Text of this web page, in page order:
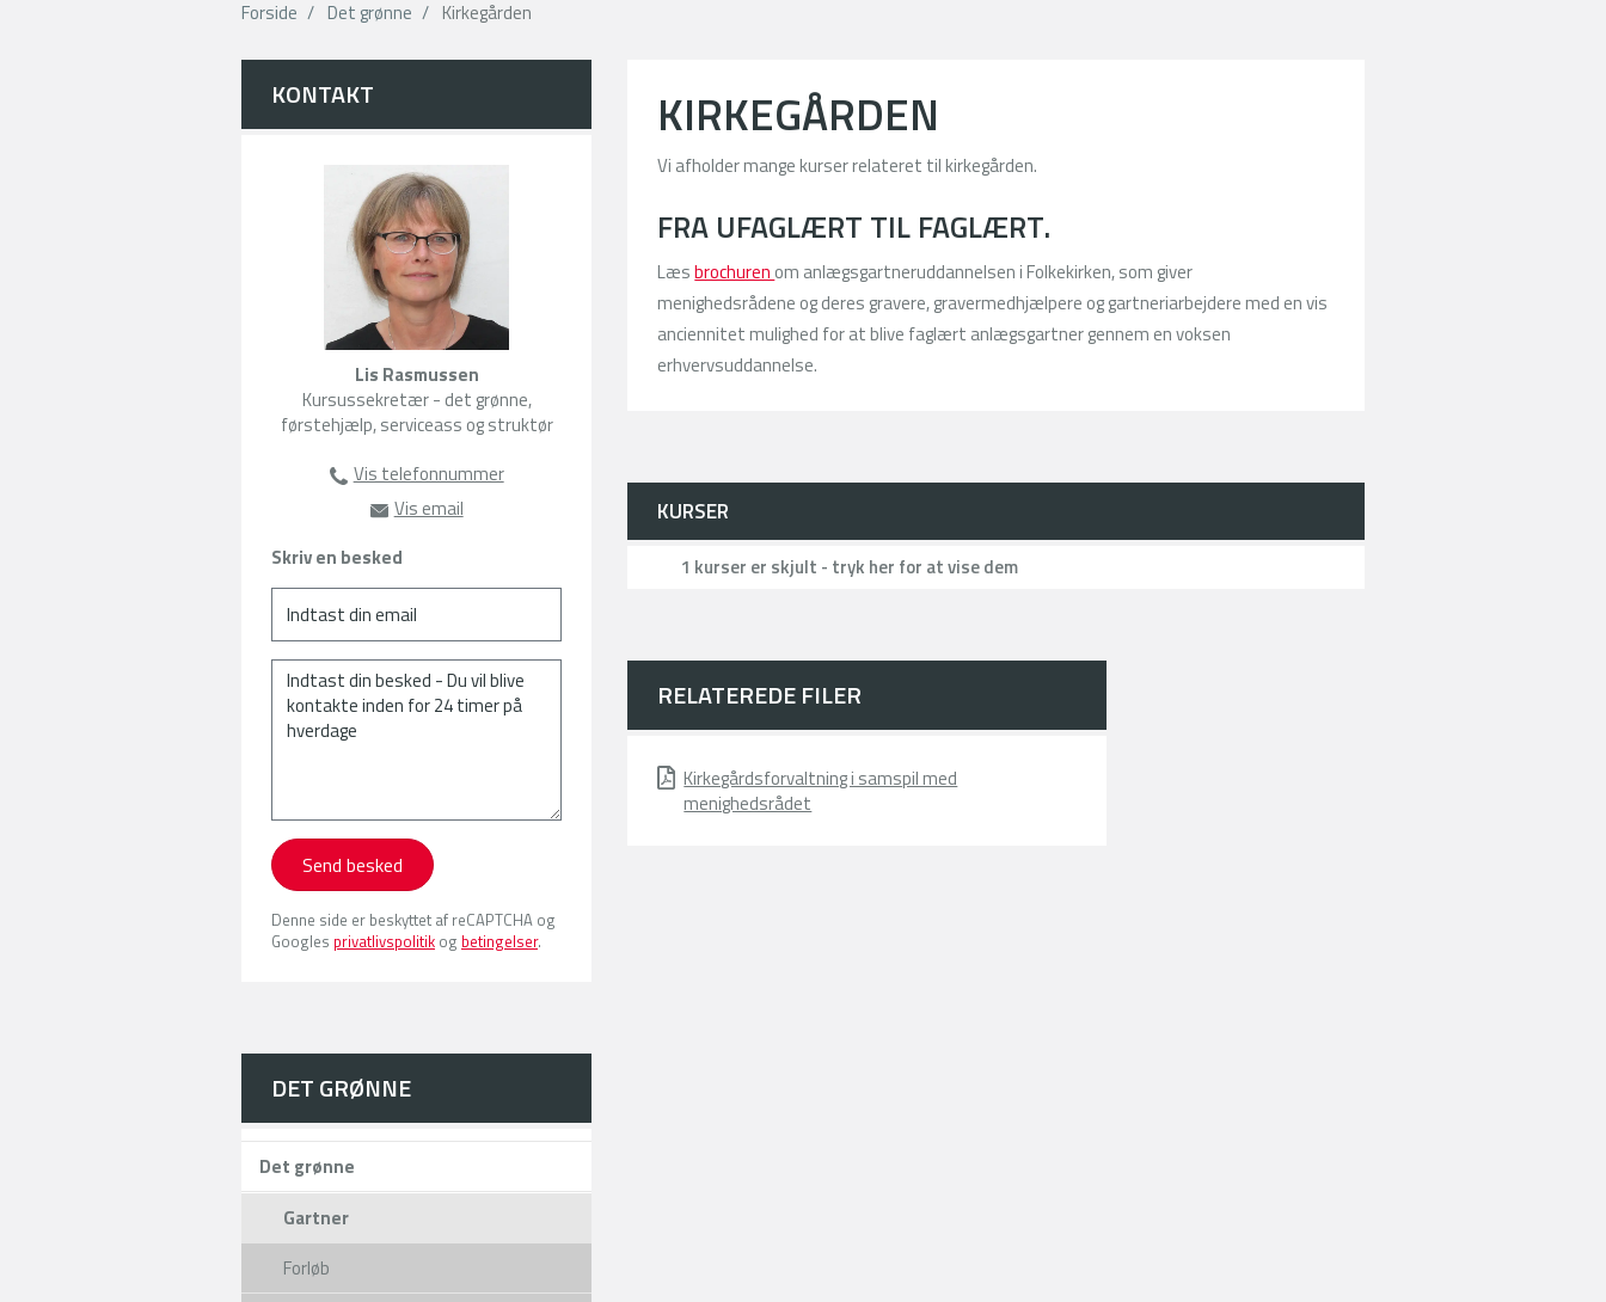
Forside Det grønne Kirkegården
KONTAKT
Lis Rasmussen
Kursussekretær - det grønne,
førstehjælp, serviceass og struktør
Vis telefonnummer
63135104
Vis emaillr@amu-fyn.dk
Skriv en besked
Send besked
Denne side er beskyttet af reCAPTCHA og
Googles privatlivspolitik og betingelser.
DET GRØNNE
Det grønne
Gartner
Forløb
KIRKEGÅRDEN
Vi afholder mange kurser relateret til kirkegården.
FRA UFAGLÆRT TIL FAGLÆRT.
Læsbrochuren om anlægsgartneruddannelsen i Folkekirken, som giver
menighedsrådene og deres gravere, gravermedhjælpere og gartneriarbejdere med en vis
anciennitet mulighed for at blive faglært anlægsgartner gennem en voksen
erhvervsuddannelse.
KURSER
1 kurser er skjult - tryk her for at vise dem
RELATEREDE FILER
Kirkegårdsforvaltning i samspil med
menighedsrådet